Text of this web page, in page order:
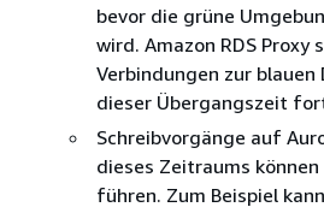
bevor die grüne
wird. Amazon RDS
Verbindungen zur
dieser Übergangszeit
Schreibvorgänge auf
dieses Zeitraums
führen. Zum Beispiel